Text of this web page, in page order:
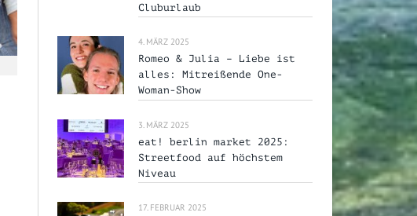
Cluburlaub
4. MÄRZ 2025
Romeo & Julia – Liebe ist
alles: Mitreißende One-
Woman-Show
3. MÄRZ 2025
eat! berlin market 2025:
Streetfood auf höchstem
Niveau
17. FEBRUAR 2025